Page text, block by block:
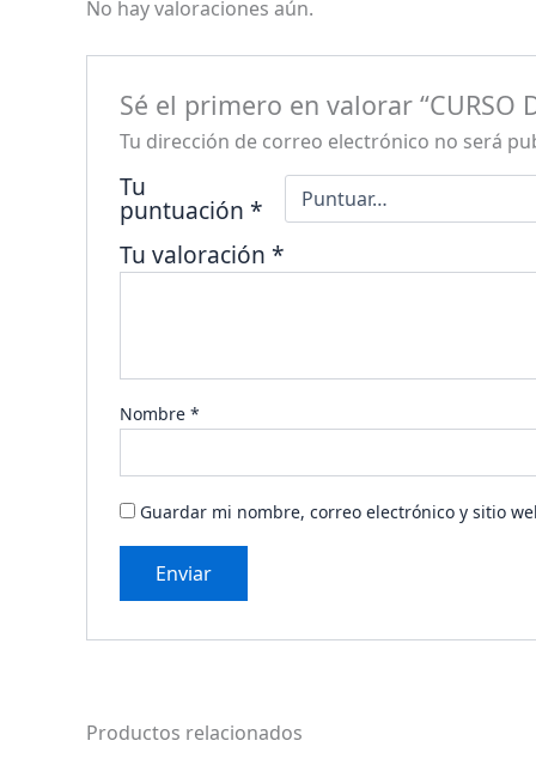
No hay valoraciones aún.
Sé el primero en valorar “CURSO
Tu dirección de correo electrónico no será
Tu
puntuación *
Tu valoración *
Nombre *
Guardar mi nombre, correo electrónico y sitio
Productos relacionados